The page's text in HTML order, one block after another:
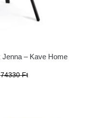
– Kave Home
74330 Ft